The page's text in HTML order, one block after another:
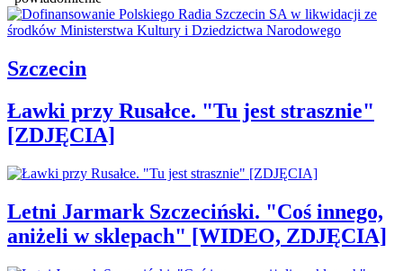
Szczecin
Ławki przy Rusałce. "Tu jest strasznie"
[ZDJĘCIA]
Letni Jarmark Szczeciński. "Coś innego,
aniżeli w sklepach" [WIDEO, ZDJĘCIA]